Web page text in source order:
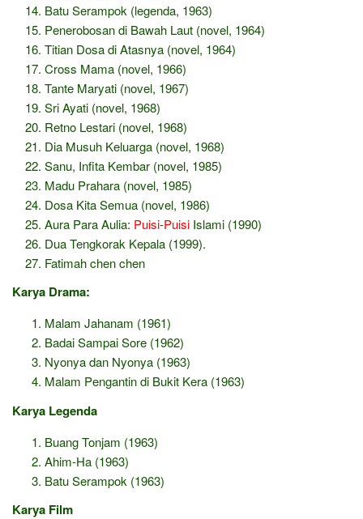
Batu Serampok (legenda, 1963)
Penerobosan di Bawah Laut (novel, 1964)
Titian Dosa di Atasnya (novel, 1964)
Cross Mama (novel, 1966)
Tante Maryati (novel, 1967)
Sri Ayati (novel, 1968)
Retno Lestari (novel, 1968)
Dia Musuh Keluarga (novel, 1968)
Sanu, Infita Kembar (novel, 1985)
Madu Prahara (novel, 1985)
Dosa Kita Semua (novel, 1986)
Aura Para Aulia: Puisi-Puisi Islami (1990)
Dua Tengkorak Kepala (1999).
Fatimah chen chen
Karya Drama:
Malam Jahanam (1961)
Badai Sampai Sore (1962)
Nyonya dan Nyonya (1963)
Malam Pengantin di Bukit Kera (1963)
Karya Legenda
Buang Tonjam (1963)
Ahim-Ha (1963)
Batu Serampok (1963)
Karya Film